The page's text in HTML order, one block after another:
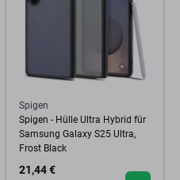
Spigen
Spigen - Hülle Ultra Hybrid für
Samsung Galaxy S25 Ultra,
Frost Black
21,44 €